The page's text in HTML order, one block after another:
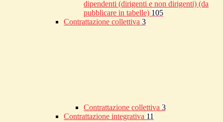
dipendenti (dirigenti e non dirigenti) (da
pubblicare in tabelle) 105
Contrattazione collettiva 3
Contrattazione collettiva 3
Contrattazione integrativa 11